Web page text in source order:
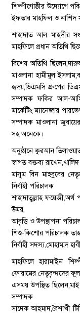
শিল্পীগোষ্ঠীর উদ্যোগে
ইফতার মাহফিল ও নাশিদ
শাহাদাত আল মাহদীর
মাহফিলে প্রধান অতিথি
বিশেষ অতিথি
মাওলানা হামীমুল
হৃদয়,ডিএমসি গ্রুপের
সম্পাদক ফকির আল-
মার্কেটিং ম্যানেজার
সম্পাদক মাওলানা
সহ অনেকে।
অনুষ্ঠানে কুরআন
স্বাগত বক্তব্য
মাসুম বিন মাহবুবের
নির্বাহী পরিচালক
শাহাদাতুল্লাহ
উমর,
আবৃত্তি ও উপস্থাপনা
শিশু-কিশোর পরিচালক
নির্বাহী সদস্য,মোহাম্মদ
মাহফিলে হারামাইন
ফোরামের নেতৃবৃন্দদের
এসময় উপস্থিত ছিলেন,মাই
সম্পাদক
সাদেক আহমাদ,বৈশাখী